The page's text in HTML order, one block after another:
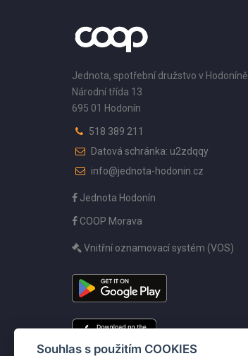
Jednota, spotřební družstvo v Hodoníně
Národní třída 13
695 01 Hodonín
518 389 211
Datová schránka: u2zdqqy
info@jednota-hodonin.cz
Jednota Hodonín
COOP Morava
Vnitřní oznamovací systém (VOS)
Souhlas s použitím COOKIES